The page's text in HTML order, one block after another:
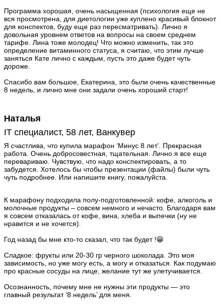
Программа хорошая, очень насыщенная (психология еще не
вся просмотрена, для диетологии уже куплено красивый блокнот
для конспектов, буду еще раз пересматривать). Лично я
довольная уровнем ответов на вопросы на своем среднем
тарифе. Лина тоже молодец! Что можно изменить, так это
определение витаминного статуса, я считаю, что этим лучше
заняться Кате лично с каждым, пусть это даже будет чуть
дороже.
Спасибо вам большое, Екатерина, это были очень качественные
8 недель, и лично мне они задали очень хороший старт!
Наталья
IT специалист, 58 лет, Ванкувер
Я счастлива, что купила марафон ‘Минус 8 лет’. Прекрасная
работа. Очень добросовестная, тщательная. Лично я все еще
перевариваю. Чувствую, что надо конспектировать, а то
забудется. Хотелось бы чтобы презентации (файлы) были чуть
чуть подробнее. Или напишите книгу, пожалуйста.
К марафону подходила полу-подготовленной: кофе, алкоголь и
молочные продукты – совсем немного и нечасто. Благодаря вам
я совсем отказалась от кофе, вина, хлеба и выпечки (ну не
нравится и не хочется).
Год назад бы мне кто-то сказал, что так будет !😁
Сладкое: фрукты или 20-30 гр черного шоколада. Это моя
зависимость, но уже могу есть, а могу и отказаться. Как подумаю
про красные сосуды на лице, желание тут же улетучивается.
Осознанность, почему мне не нужны эти продукты — это
главный результат ‘8 недель’ для меня.